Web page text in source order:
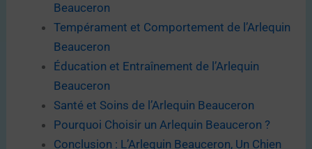
Beauceron
Tempérament et Comportement de l’Arlequin
Beauceron
Éducation et Entraînement de l’Arlequin
Beauceron
Santé et Soins de l’Arlequin Beauceron
Pourquoi Choisir un Arlequin Beauceron ?
Conclusion : L’Arlequin Beauceron, Un Chien